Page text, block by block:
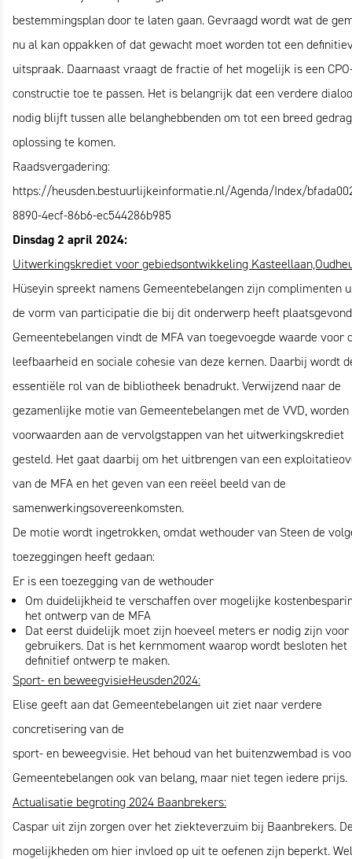
bestemmingsplan door te laten gaan. Gevraagd wordt wat de
nu al kan oppakken of dat gewacht moet worden tot een
uitspraak. Daarnaast vraagt de fractie of het mogelijk is een
constructie toe te passen. Het is belangrijk dat een verdere
nodig blijft tussen alle belanghebbenden om tot een breed
oplossing te komen.
Raadsvergadering:
https://heusden.bestuurlijkeinformatie.nl/Agenda/Index/
8890-4ecf-86b6-ec544286b985
Dinsdag 2 april 2024:
Uitwerkingskrediet voor gebiedsontwikkeling
Hüseyin spreekt namens Gemeentebelangen zijn complimenten
de vorm van participatie die bij dit onderwerp heeft
Gemeentebelangen vindt de MFA van toegevoegde waarde voor
leefbaarheid en sociale cohesie van deze kernen. Daarbij wordt
essentiële rol van de bibliotheek benadrukt. Verwijzend naar de
gezamenlijke motie van Gemeentebelangen met de VVD,
voorwaarden aan de vervolgstappen van het uitwerkingskrediet
gesteld. Het gaat daarbij om het uitbrengen van een
van de MFA en het geven van een reëel beeld van de
samenwerkingsovereenkomsten.
De motie wordt ingetrokken, omdat wethouder van Steen de
toezeggingen heeft gedaan:
Er is een toezegging van de wethouder
Om duidelijkheid te verschaffen over mogelijke
het ontwerp van de MFA
Dat eerst duidelijk moet zijn hoeveel meters er nodig zijn voor
gebruikers. Dat is het kernmoment waarop wordt besloten het
definitief ontwerp te maken.
Sport- en beweegvisieHeusden2024:
Elise geeft aan dat Gemeentebelangen uit ziet naar verdere
concretisering van de
sport- en beweegvisie. Het behoud van het buitenzwembad is
Gemeentebelangen ook van belang, maar niet tegen iedere prijs.
Actualisatie begroting 2024 Baanbrekers:
Caspar uit zijn zorgen over het ziekteverzuim bij Baanbrekers.
mogelijkheden om hier invloed op uit te oefenen zijn beperkt.